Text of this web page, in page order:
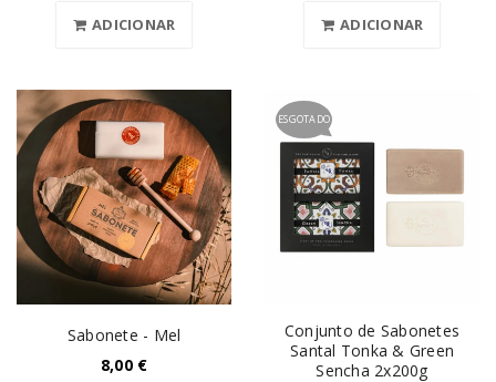
ADICIONAR ADICIONAR
Sabonete - Mel
8,00 €
ESGOTADO
Conjunto de Sabonetes
Santal Tonka & Green
Sencha 2x200g